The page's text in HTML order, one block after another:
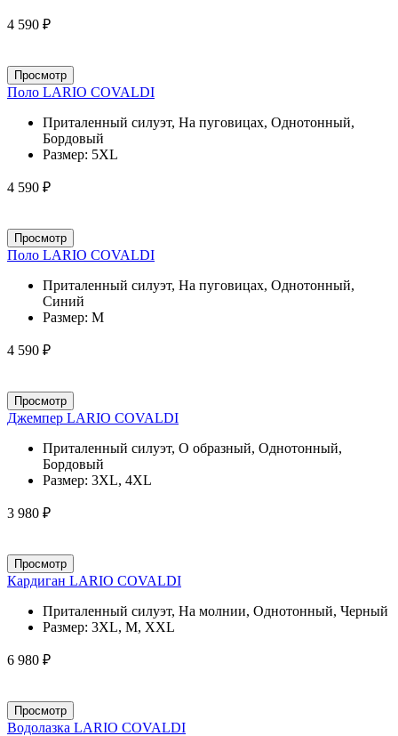
4 590 ₽
Просмотр
Поло LARIO COVALDI
Приталенный силуэт, На пуговицах, Однотонный,
Бордовый
Размер: 5XL
4 590 ₽
Просмотр
Поло LARIO COVALDI
Приталенный силуэт, На пуговицах, Однотонный,
Синий
Размер: M
4 590 ₽
Просмотр
Джемпер LARIO COVALDI
Приталенный силуэт, О образный, Однотонный,
Бордовый
Размер: 3XL, 4XL
3 980 ₽
Просмотр
Кардиган LARIO COVALDI
Приталенный силуэт, На молнии, Однотонный, Черный
Размер: 3XL, M, XXL
6 980 ₽
Просмотр
Водолазка LARIO COVALDI